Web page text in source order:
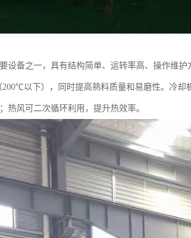
设备之一，具有结构简单、运转率高、操作维
200℃以下），同时提高熟料质量和易磨性。冷
热风可二次循环利用，提升热效率。